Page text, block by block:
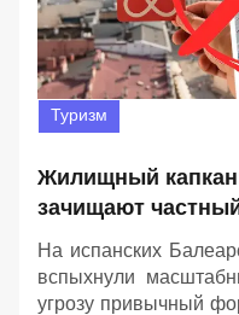
Туризм
Жилищный
зачищают
На испанских
вспыхнули
угрозу привычный